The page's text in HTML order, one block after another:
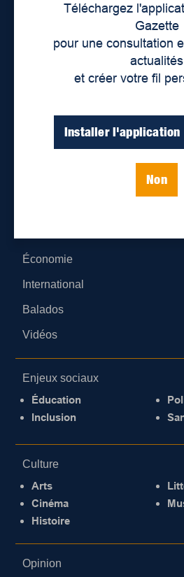
Téléchargez
Gazette
pour une consultation
actualités
et créer votre fil
Installer l'application
Non
Lieux de distribution
Économie
International
Balados
Vidéos
Enjeux sociaux
Éducation
Inclusion
Culture
Arts
Cinéma
Histoire
Opinion